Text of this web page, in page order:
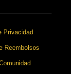
Privacidad
Reembolsos